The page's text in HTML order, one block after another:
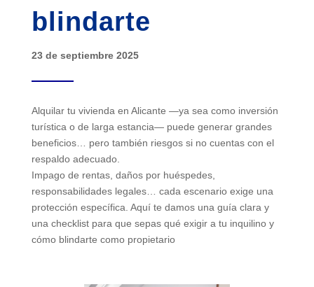
blindarte
23 de septiembre 2025
Alquilar tu vivienda en Alicante —ya sea como inversión
turística o de larga estancia— puede generar grandes
beneficios… pero también riesgos si no cuentas con el
respaldo adecuado.
Impago de rentas, daños por huéspedes,
responsabilidades legales… cada escenario exige una
protección específica. Aquí te damos una guía clara y
una checklist para que sepas qué exigir a tu inquilino y
cómo blindarte como propietario